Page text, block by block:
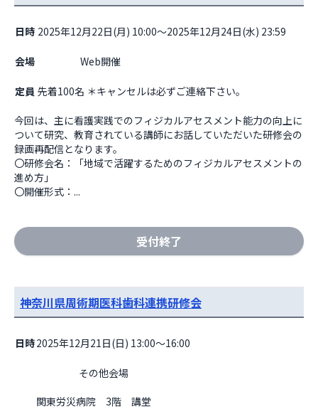
日時 2025年12月22日(月) 10:00～2025年12月24日(水) 23:59
会場
定員 先着100名 ＊キャンセルは必ずご連絡下さい。
今回は、主に看護実践でのフィジカルアセスメント能力の向上に
ついて研究、教育されている講師にお話していただいた研修会の
録画再配信となります。
〇研修会名：「地域で活躍するためのフィジカルアセスメントの
進め方」
〇開催形式：...
受付終了
神奈川県周術期医科歯科連携研修会
日時2025年12月21日(日) 13:00～16:00
関東労災病院　3階　講堂